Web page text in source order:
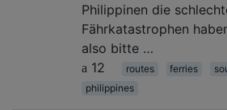
Philippinen die
Fährkatastrophen
also bitte …
12
routes ferries
philippines